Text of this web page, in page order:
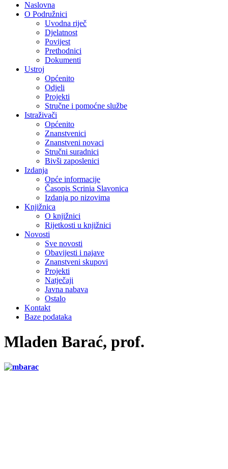
Naslovna
O Podružnici
Uvodna riječ
Djelatnost
Povijest
Prethodnici
Dokumenti
Ustroj
Općenito
Odjeli
Projekti
Stručne i pomoćne službe
Istraživači
Općenito
Znanstvenici
Znanstveni novaci
Stručni suradnici
Bivši zaposlenici
Izdanja
Opće informacije
Časopis Scrinia Slavonica
Izdanja po nizovima
Knjižnica
O knjižnici
Rijetkosti u knjižnici
Novosti
Sve novosti
Obavijesti i najave
Znanstveni skupovi
Projekti
Natječaji
Javna nabava
Ostalo
Kontakt
Baze podataka
Mladen Barać, prof.